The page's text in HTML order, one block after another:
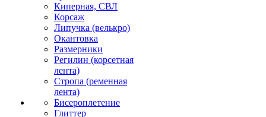
Киперная, СВЛ
Корсаж
Липучка (велькро)
Окантовка
Размерники
Регилин (корсетная
лента)
Стропа (ременная
лента)
Бисероплетение
Глиттер